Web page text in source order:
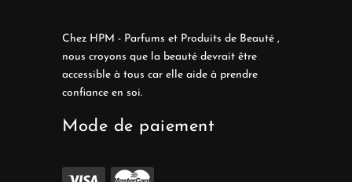
Chez HPM - Parfums et Produits de Beauté ,
nous croyons que la beauté devrait être
accessible à tous car elle aide à prendre
confiance en soi.
Mode de paiement